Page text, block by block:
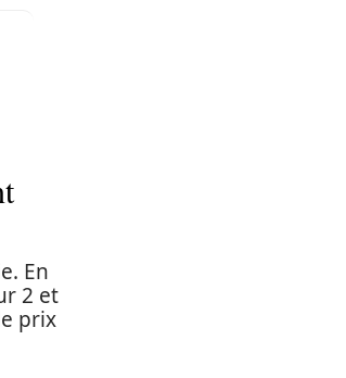
En
2 et
prix